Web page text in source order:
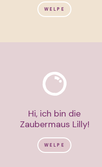
WELPE
Hi, ich bin die
Zaubermaus Lilly!
WELPE